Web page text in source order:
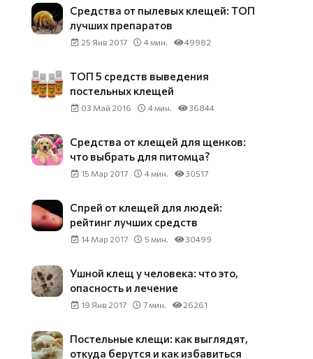
Средства от пылевых клещей: ТОП
лучших препаратов
25 Янв 2017 4 мин. 49982
ТОП 5 средств выведения
постельных клещей
03 Май 2016 4 мин. 36844
Средства от клещей для щенков:
что выбрать для питомца?
15 Мар 2017 4 мин. 30517
Спрей от клещей для людей:
рейтинг лучших средств
14 Мар 2017 5 мин. 30499
Ушной клещ у человека: что это,
опасность и лечение
19 Янв 2017 7 мин. 26261
Постельные клещи: как выглядят,
откуда берутся и как избавиться